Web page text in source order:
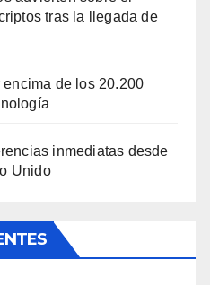
tras la llegada de
de los 20.200
inmediatas desde
Unido